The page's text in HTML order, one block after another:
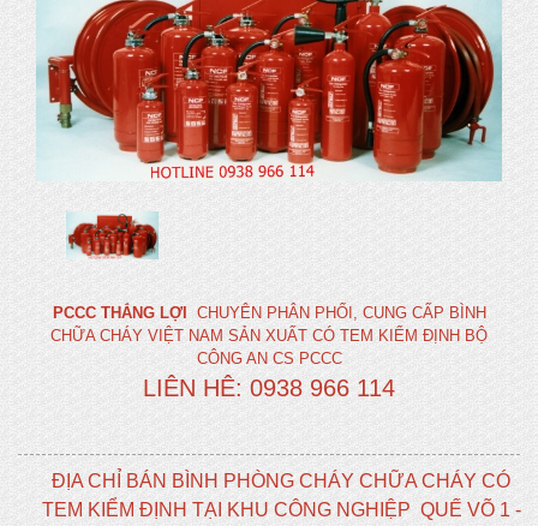
PCCC THẮNG LỢI
CHUYÊN PHÂN PHỐI, CUNG CẤP BÌNH
CHỮA CHÁY VIỆT NAM SẢN XUẤT CÓ TEM KIỂM ĐỊNH BỘ
CÔNG AN CS PCCC
LIÊN HÊ: 0938 966 114
ĐỊA CHỈ BÁN BÌNH PHÒNG CHÁY CHỮA CHÁY CÓ
TEM KIỂM ĐỊNH TẠI KHU CÔNG NGHIỆP QUẾ VÕ 1 -